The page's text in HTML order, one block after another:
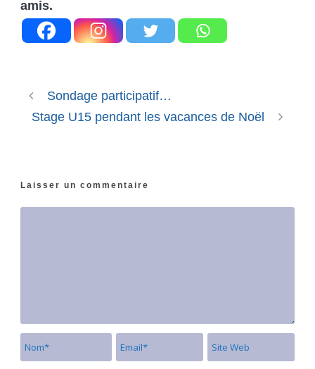
amis.
Sondage participatif…
Stage U15 pendant les vacances de Noël
Laisser un commentaire